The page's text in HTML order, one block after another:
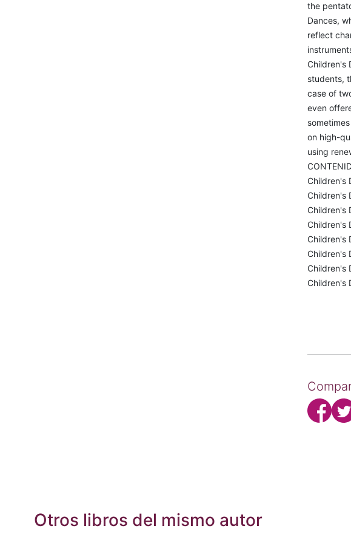
the
Dances,
reflect
Children's
students,
case of
even
on high-
using
Children's
Children's
Children's
Children's
Children's
Children's
Children's
Children's
Otros libros del mismo autor